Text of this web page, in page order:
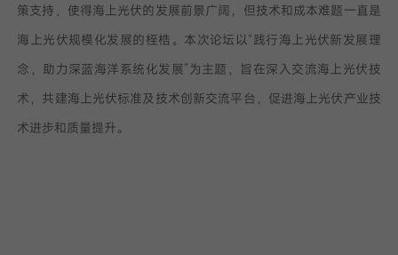
策支持，使得海上光伏的发展前景广阔，但技术和成本难题一直是
海上光伏规模化发展的桎梏。本次论坛以“践行海上光伏新发展理
念，助力深蓝海洋系统化发展”为主题，旨在深入交流海上光伏技
术，共建海上光伏标准及技术创新交流平台，促进海上光伏产业技
术进步和质量提升。